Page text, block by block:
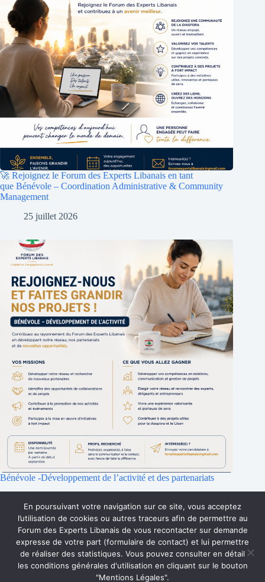
🚀 Rejoignez le Forum des Experts Libanais en tant
que Bénévole – Coordination Administrative & Community
Management
25 juillet 2026
Bénévole -Développement de l’activité et des partenariats
Accueil Qui sommes-nous ?
Faire un don
Accès Membres
Rejoignez-nous
Mentions Légales
Contact
Copyright © 2026 Forum des Experts Libanais.
En poursuivant votre navigation sur ce site, vous acceptez
l’utilisation de cookies ou autres traceurs afin de permettre au
Forum des Experts Libanais de vous recontacter sur demande
expresse de votre part (formulaire de contact) et lui permettre
de réaliser des statistiques. Vous pouvez consulter en détail
les conditions générales d'utilisation en cliquant sur le bouton
"Mentions Légales".